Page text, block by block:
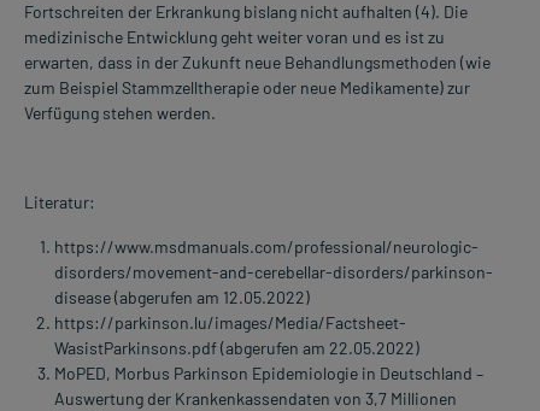
Fortschreiten der Erkrankung bislang nicht aufhalten (4). Die
medizinische Entwicklung geht weiter voran und es ist zu
erwarten, dass in der Zukunft neue Behandlungsmethoden (wie
zum Beispiel Stammzelltherapie oder neue Medikamente) zur
Verfügung stehen werden.
Literatur:
https://www.msdmanuals.com/professional/neurologic-
disorders/movement-and-cerebellar-disorders/parkinson-
disease (abgerufen am 12.05.2022)
https://parkinson.lu/images/Media/Factsheet-
WasistParkinsons.pdf (abgerufen am 22.05.2022)
MoPED, Morbus Parkinson Epidemiologie in Deutschland –
Auswertung der Krankenkassendaten von 3,7 Millionen